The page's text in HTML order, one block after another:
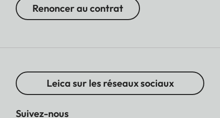
Renoncer au contrat
Leica sur les réseaux sociaux
Suivez-nous